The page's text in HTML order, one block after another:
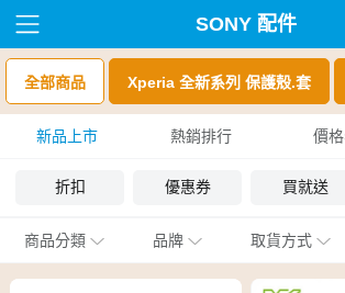
SONY 配件
全部商品 Xperia 全新系列 保護殼.套
新品上市 熱銷排行 價格
折扣 優惠券 買就送
商品分類 品牌 取貨方式